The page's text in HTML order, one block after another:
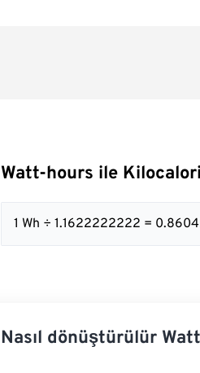
Watt-hours ile
1 Wh ÷ 1.1622222222 =
Nasıl dönüştürülür